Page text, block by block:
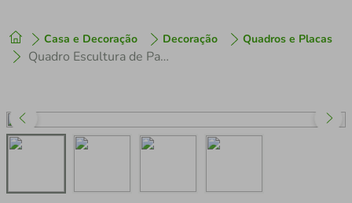
Casa e Decoração Decoração Quadros e Placas
Quadro Escultura de Parede Última Ceia 80x23 Areia
1º tenis
perfume